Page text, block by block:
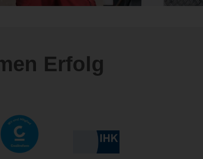
Erfolg